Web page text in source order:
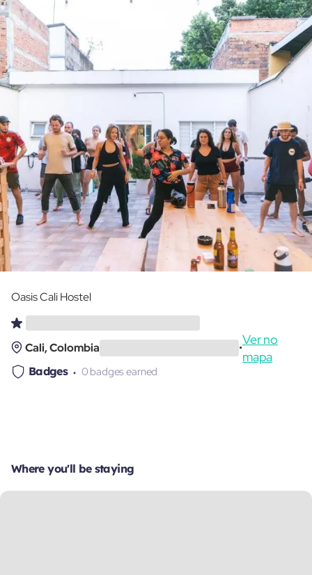
Oasis Cali Hostel
Cali, Colombia •
Ver no
mapa
Badges 0 badges earned
Where you'll be staying